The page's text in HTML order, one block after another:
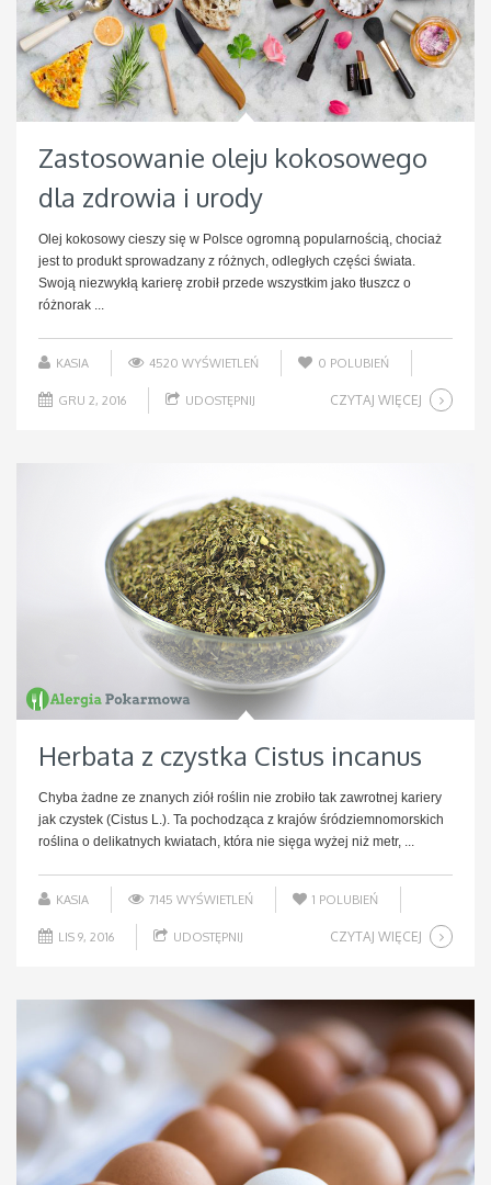
Zastosowanie oleju kokosowego
dla zdrowia i urody
Olej kokosowy cieszy się w Polsce ogromną popularnością, chociaż
jest to produkt sprowadzany z różnych, odległych części świata.
Swoją niezwykłą karierę zrobił przede wszystkim jako tłuszcz o
różnorak ...
KASIA 4520 WYŚWIETLEŃ 0 POLUBIEŃ
GRU 2, 2016 UDOSTĘPNIJ CZYTAJ WIĘCEJ
Herbata z czystka Cistus incanus
Chyba żadne ze znanych ziół roślin nie zrobiło tak zawrotnej kariery
jak czystek (Cistus L.). Ta pochodząca z krajów śródziemnomorskich
roślina o delikatnych kwiatach, która nie sięga wyżej niż metr, ...
KASIA 7145 WYŚWIETLEŃ 1 POLUBIEŃ
LIS 9, 2016 UDOSTĘPNIJ CZYTAJ WIĘCEJ